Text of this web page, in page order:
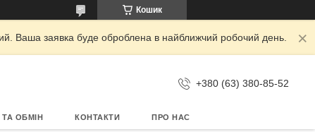
Кошик
Ваша заявка буде оброблена в найближчий робочий день.
+380 (63) 380-85-52
ОБМІН КОНТАКТИ ПРО НАС